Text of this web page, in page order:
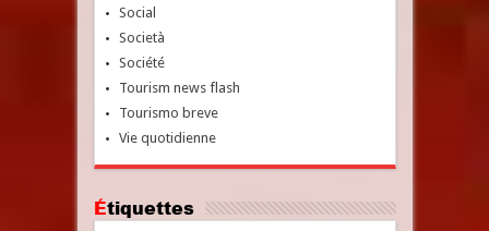
Social
Società
Société
Tourism news flash
Tourismo breve
Vie quotidienne
Étiquettes